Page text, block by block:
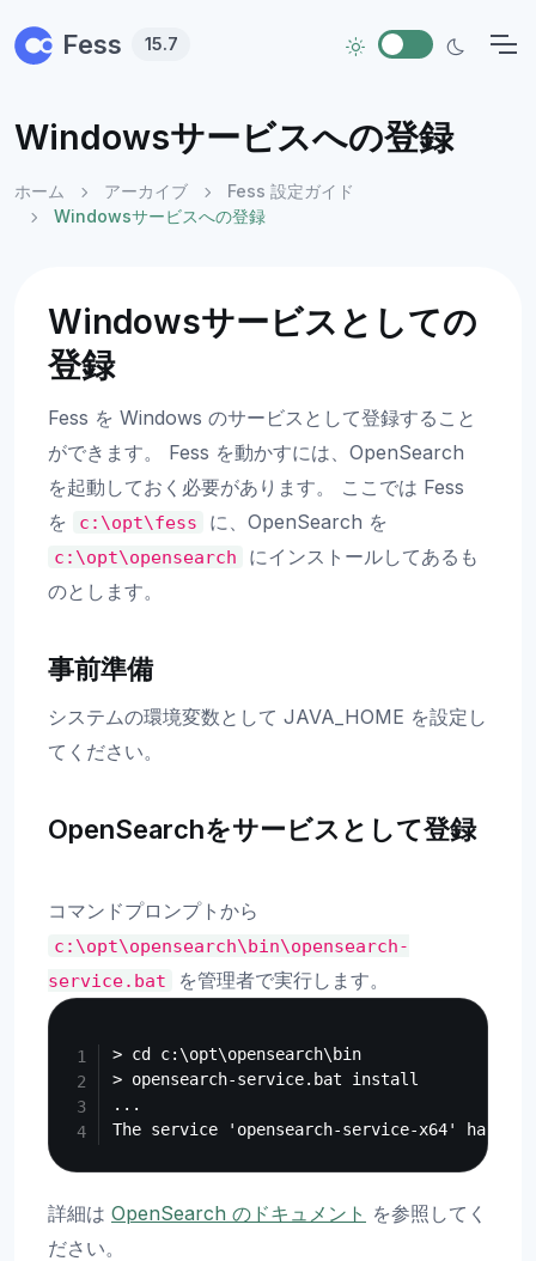
Fess 15.7
Windowsサービスへの登録
ホーム アーカイブ
Fess 設定ガイド
Windowsサービスへの登録
Windowsサービスとしての
登録
Fess を Windows のサービスとして登録すること
ができます。 Fess を動かすには、OpenSearch
を起動しておく必要があります。 ここでは Fess
を
c:\opt\fess に、OpenSearch を
c:\opt\opensearch
にインストールしてあるも
のとします。
事前準備
システムの環境変数として JAVA_HOME を設定し
てください。
OpenSearchをサービスとして登録
コマンドプロンプトから
c:\opt\opensearch\bin\opensearch-
service.bat
を管理者で実行します。
> cd c:\opt\opensearch\bin
> opensearch-service.bat install
...
詳細は OpenSearch のドキュメント を参照してく
ださい。